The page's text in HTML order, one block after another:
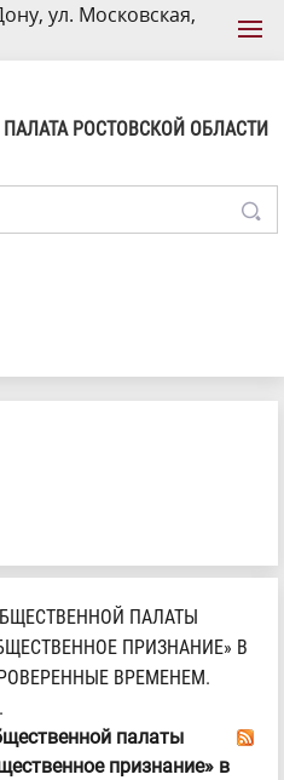
ул. Московская,
РОСТОВСКОЙ ОБЛАСТИ
ПАЛАТЫ
ПРИЗНАНИЕ» В
ВРЕМЕНЕМ.
палаты
признание» в